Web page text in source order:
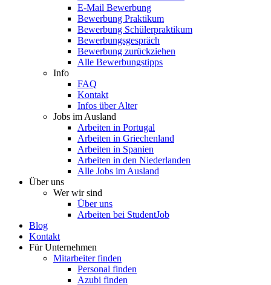
E-Mail Bewerbung
Bewerbung Praktikum
Bewerbung Schülerpraktikum
Bewerbungsgespräch
Bewerbung zurückziehen
Alle Bewerbungstipps
Info
FAQ
Kontakt
Infos über Alter
Jobs im Ausland
Arbeiten in Portugal
Arbeiten in Griechenland
Arbeiten in Spanien
Arbeiten in den Niederlanden
Alle Jobs im Ausland
Über uns
Wer wir sind
Über uns
Arbeiten bei StudentJob
Blog
Kontakt
Für Unternehmen
Mitarbeiter finden
Personal finden
Azubi finden